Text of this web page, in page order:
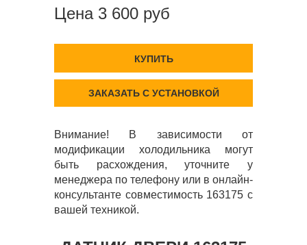
Цена 3 600 руб
КУПИТЬ
ЗАКАЗАТЬ С УСТАНОВКОЙ
Внимание! В зависимости от
модификации холодильника могут
быть расхождения, уточните у
менеджера по телефону или в онлайн-
консультанте совместимость 163175 с
вашей техникой.